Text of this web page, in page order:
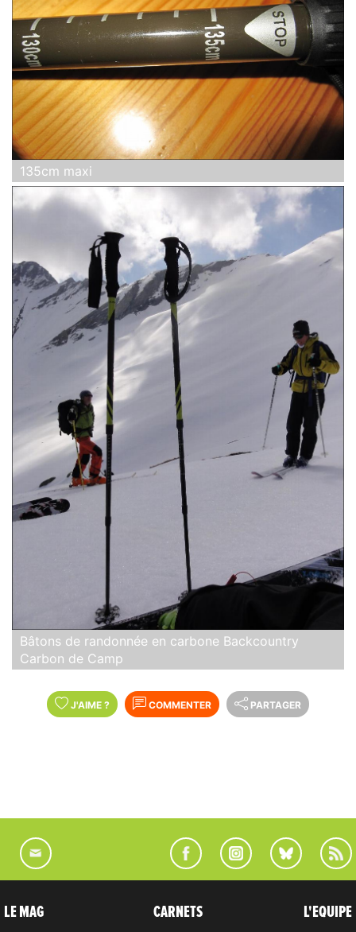
135cm maxi
Bâtons de randonnée en carbone Backcountry
Carbon de Camp
J'AIME ? COMMENTER PARTAGER
LE MAG CARNETS L'EQUIPE